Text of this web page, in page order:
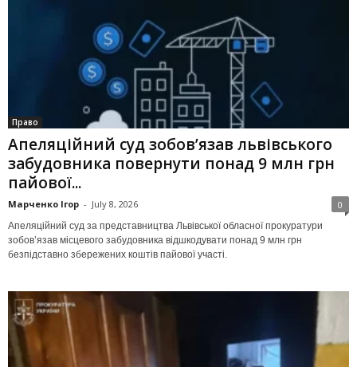
Право
Апеляційний суд зобов’язав львівського
забудовника повернути понад 9 млн грн
пайової...
Марченко Ігор - July 8, 2026 0
Апеляційний суд за представництва Львівської обласної прокуратури
зобов’язав місцевого забудовника відшкодувати понад 9 млн грн
безпідставно збережених коштів пайової участі.